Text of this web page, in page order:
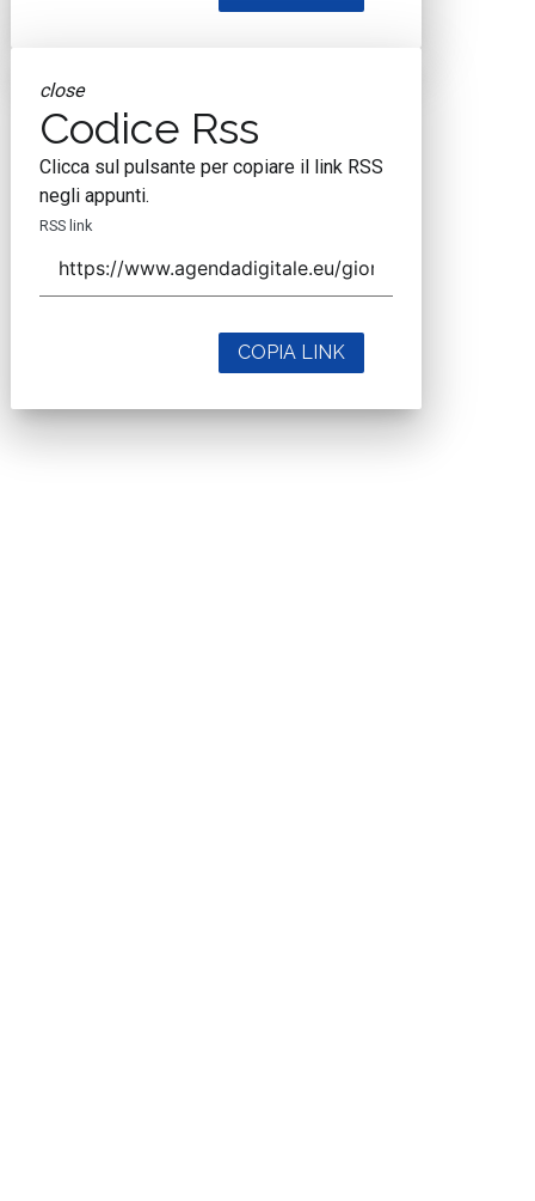
close
Codice Rss
Clicca sul pulsante per copiare il link RSS
negli appunti.
RSS link
COPIA LINK